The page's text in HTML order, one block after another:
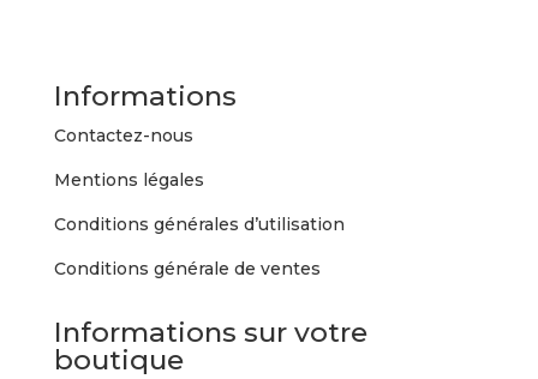
être
page
produit
Informations
Contactez-nous
Mentions légales
Conditions générales d’utilisation
Conditions générale de ventes
Informations sur votre
boutique